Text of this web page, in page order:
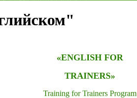
«ENGLISH FOR
TRAINERS»
Training for Trainers Program